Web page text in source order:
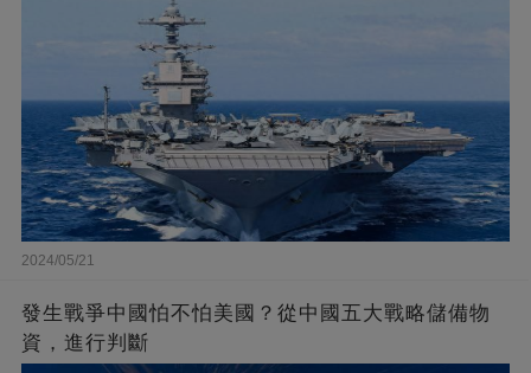
2024/05/21
發生戰爭中國怕不怕美國？從中國五大戰略儲備物
資，進行判斷